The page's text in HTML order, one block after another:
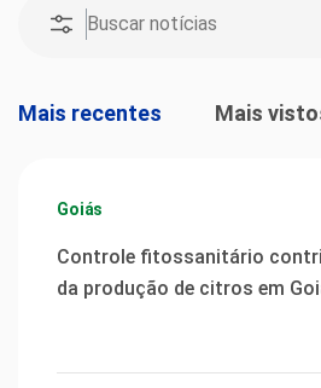
Mais recentes Mais
Goiás
Controle fitossanitário
da produção de citros em